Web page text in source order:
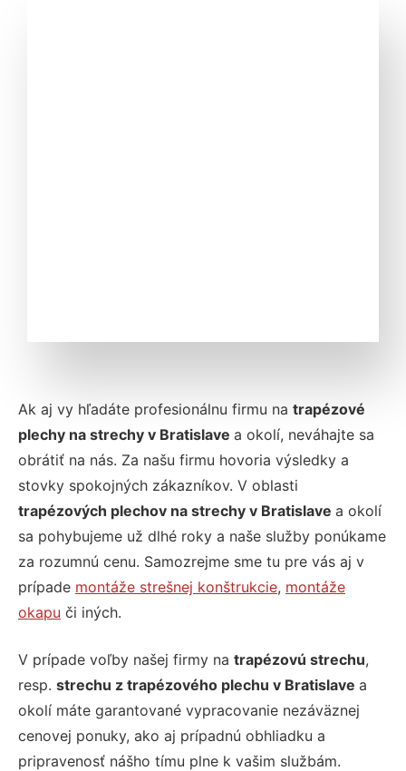
Ak aj vy hľadáte profesionálnu firmu na trapézové
plechy na strechy v Bratislave a okolí, neváhajte sa
obrátiť na nás. Za našu firmu hovoria výsledky a
stovky spokojných zákazníkov. V oblasti
trapézových plechov na strechy v Bratislave a okolí
sa pohybujeme už dlhé roky a naše služby ponúkame
za rozumnú cenu. Samozrejme sme tu pre vás aj v
prípade montáže strešnej konštrukcie, montáže
okapu či iných.
V prípade voľby našej firmy na trapézovú strechu,
resp. strechu z trapézového plechu v Bratislave a
okolí máte garantované vypracovanie nezáväznej
cenovej ponuky, ako aj prípadnú obhliadku a
pripravenosť nášho tímu plne k vašim službám.